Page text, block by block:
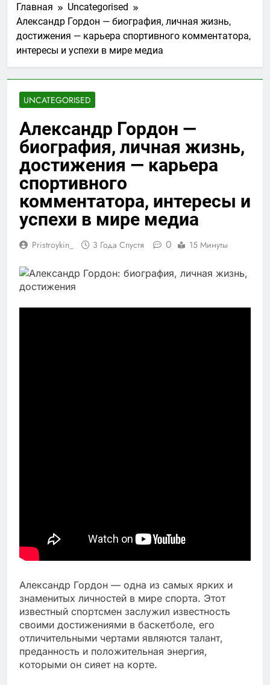
Главная
Uncategorised
Александр Гордон — биография, личная жизнь,
достижения — карьера спортивного комментатора,
интересы и успехи в мире медиа
UNCATEGORISED
Александр Гордон —
биография, личная жизнь,
достижения — карьера
спортивного
комментатора, интересы и
успехи в мире медиа
Pristroykin_ 3 Года Спустя 0 15 Минуты
Александр Гордон — одна из самых ярких и
знаменитых личностей в мире спорта. Этот
известный спортсмен заслужил известность
своими достижениями в баскетболе, его
отличительными чертами являются талант,
преданность и положительная энергия,
которыми он сияет на корте.